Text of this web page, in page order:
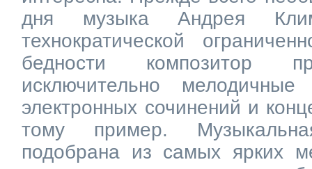
дня музыка Андрея
технократической
бедности композитор
исключительно
электронных сочинений и
тому пример.
подобрана из самых ярких